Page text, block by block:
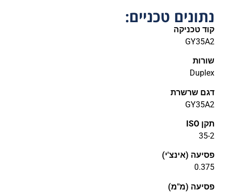
נתונים טכניים:
קוד טכניקה
GY35A2
שורות
Duplex
דגם שרשרת
GY35A2
תקן ISO
35-2
פסיעה (אינצ'י)
0.375
פסיעה (מ"מ)